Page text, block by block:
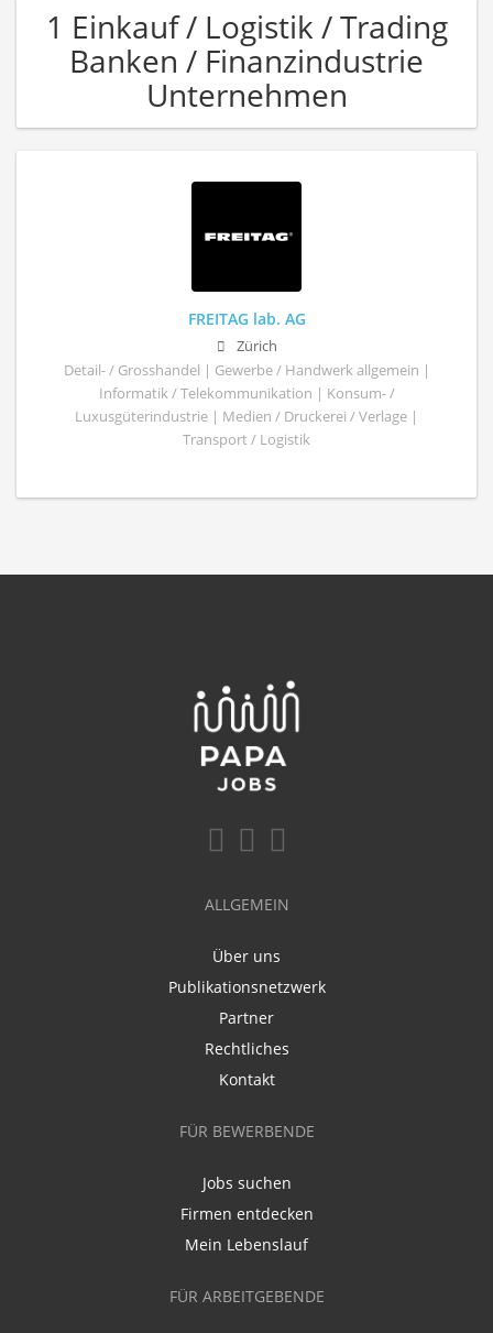
1 Einkauf / Logistik / Trading
Banken / Finanzindustrie
Unternehmen
FREITAG lab. AG
Zürich
Detail- / Grosshandel | Gewerbe / Handwerk allgemein |
Informatik / Telekommunikation | Konsum- /
Luxusgüterindustrie | Medien / Druckerei / Verlage |
Transport / Logistik
ALLGEMEIN
Über uns
Publikationsnetzwerk
Partner
Rechtliches
Kontakt
FÜR BEWERBENDE
Jobs suchen
Firmen entdecken
Mein Lebenslauf
FÜR ARBEITGEBENDE